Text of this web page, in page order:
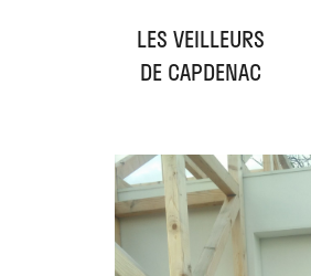
LES VEILLEURS
DE CAPDENAC